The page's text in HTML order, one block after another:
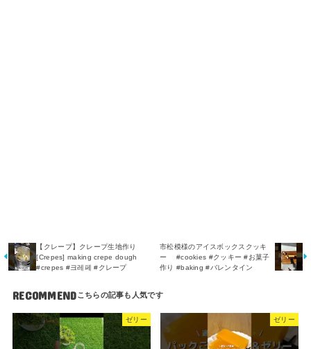
【クレープ】クレープ生地作り
[Crepes] making crepe dough
#crepes #크레페 #クレープ
市松模様のアイスボックスクッキ
ー #cookies #クッキー #お菓子
作り #baking #バレンタイン
RECOMMEND
ゼリー ゼリー